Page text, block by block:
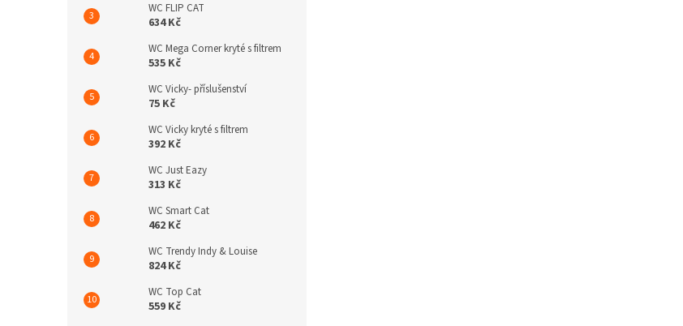
WC FLIP CAT
634 Kč
WC Mega Corner kryté s filtrem
535 Kč
WC Vicky- příslušenství
75 Kč
WC Vicky kryté s filtrem
392 Kč
WC Just Eazy
313 Kč
WC Smart Cat
462 Kč
WC Trendy Indy & Louise
824 Kč
WC Top Cat
559 Kč